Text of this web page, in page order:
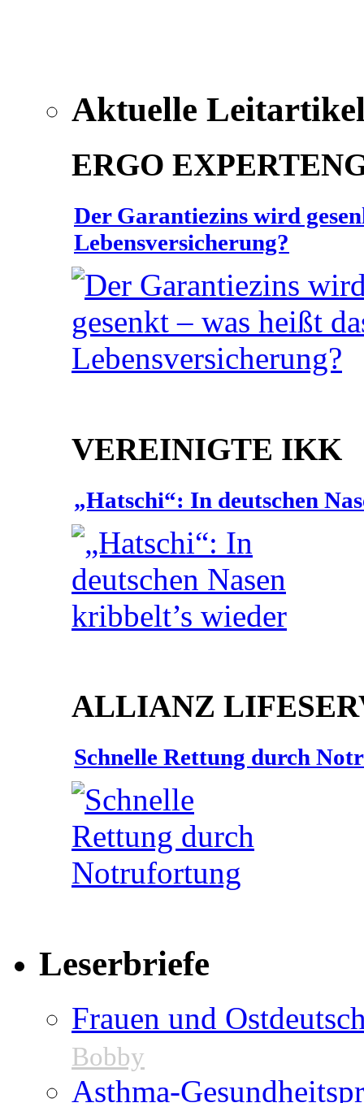
Aktuelle
ERGO
Der Garantiezins wird
Lebensversicherung?
VEREINIGTE IKK
„Hatschi“: In deutschen
ALLIANZ
Schnelle Rettung durch
Leserbriefe
Frauen und
Bobby
Asthma-